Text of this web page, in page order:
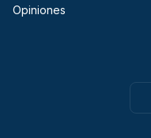
Opiniones